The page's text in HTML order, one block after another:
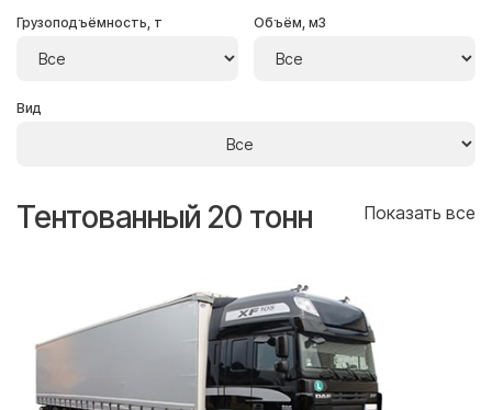
Грузоподъёмность, т Объём, м3
Вид
Тентованный 20 тонн Показать все